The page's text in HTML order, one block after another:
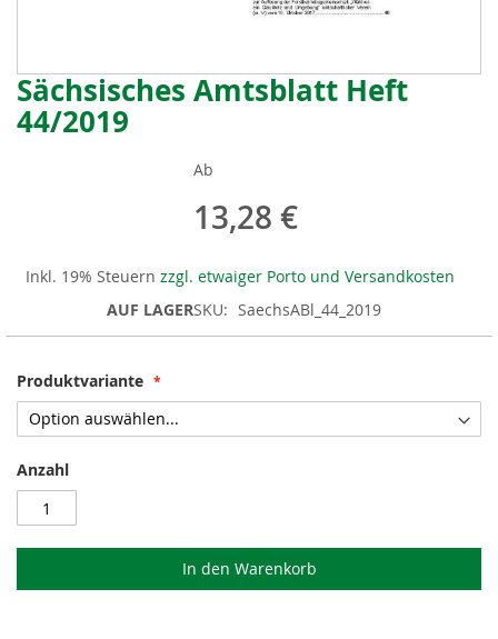
Sächsisches Amtsblatt Heft
44/2019
Ab
13,28 €
Inkl. 19% Steuern zzgl. etwaiger Porto und Versandkosten
AUF LAGERSKU SaechsABl_44_2019
Produktvariante
Anzahl
In den Warenkorb
Zum
Anfang
der